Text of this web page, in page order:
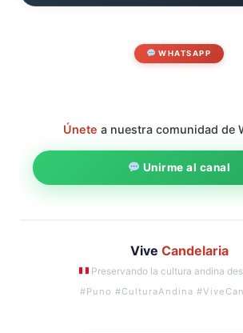
WHATSAPP
Únete a nuestra comunidad de
Unirme al canal
Vive Candelaria
Preservando la cultura andina
#Puno #CulturaAndina